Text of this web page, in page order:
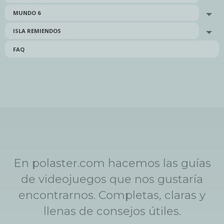
MUNDO 6
ISLA REMIENDOS
FAQ
En polaster.com hacemos las guías
de videojuegos que nos gustaría
encontrarnos. Completas, claras y
llenas de consejos útiles.